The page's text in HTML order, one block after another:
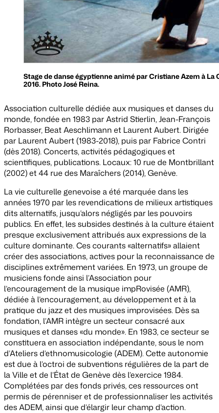
Stage de danse égyptienne animé par Cristiane Azem à
2016. Photo José Reina.
Association culturelle dédiée aux musiques et danses du
monde, fondée en 1983 par Astrid Stierlin, Jean-François
Rorbasser, Beat Aeschlimann et Laurent Aubert. Dirigée
par Laurent Aubert (1983-2018), puis par Fabrice Contri
(dès 2018). Concerts, activités pédagogiques et
scientifiques, publications. Locaux: 10 rue de Montbrillant
(2002) et 44 rue des Maraîchers (2014), Genève.
La vie culturelle genevoise a été marquée dans les
années 1970 par les revendications de milieux artistiques
dits alternatifs, jusqu’alors négligés par les pouvoirs
publics. En effet, les subsides destinés à la culture étaient
presque exclusivement attribués aux expressions de la
culture dominante. Ces courants «alternatifs» allaient
créer des associations, actives pour la reconnaissance de
disciplines extrêmement variées. En 1973, un groupe de
musiciens fonde ainsi l’Association pour
l’encouragement de la musique impRovisée (AMR),
dédiée à l’encouragement, au développement et à la
pratique du jazz et des musiques improvisées. Dès sa
fondation, l’AMR intègre un secteur consacré aux
musiques et danses «du monde». En 1983, ce secteur se
constituera en association indépendante, sous le nom
d’Ateliers d’ethnomusicologie (ADEM). Cette autonomie
est due à l’octroi de subventions régulières de la part de
la Ville et de l’État de Genève dès l’exercice 1984.
Complétées par des fonds privés, ces ressources ont
permis de pérenniser et de professionnaliser les activités
des ADEM, ainsi que d’élargir leur champ d’action.